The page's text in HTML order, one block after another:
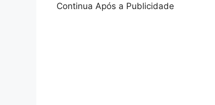
Continua Após a Publicidade